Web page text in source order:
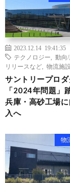
2023.12.14 19:41:35
テクノロジー
動向/
リリースなど
物流施設
サントリープロダ
「2024年問題」
兵庫・高砂工場
入へ
物